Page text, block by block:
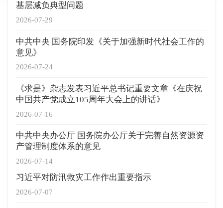
2026-07-29
基层减负典型问题
2026-07-24
中共中央 国务院印发《关于加强新时代社会工作的
意见》
2026-07-16
《求是》杂志发表习近平总书记重要文章《在庆祝
中国共产党成立105周年大会上的讲话》
2026-07-14
中共中央办公厅 国务院办公厅关于完善自然资源资
产管理制度体系的意见
2026-07-07
习近平对防汛救灾工作作出重要指示